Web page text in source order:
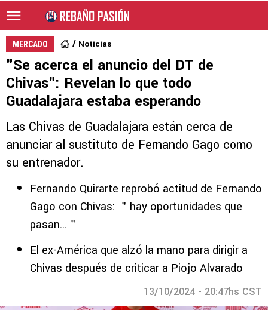
MERCADO Noticias
"Se acerca el anuncio del DT de
Chivas": Revelan lo que todo
Guadalajara estaba esperando
Las Chivas de Guadalajara están cerca de
anunciar al sustituto de Fernando Gago como
su entrenador.
Fernando Quirarte reprobó actitud de Fernando
Gago con Chivas: ＂hay oportunidades que
pasan...＂
El ex-América que alzó la mano para dirigir a
Chivas después de criticar a Piojo Alvarado
13/10/2024 - 20:47hs CST